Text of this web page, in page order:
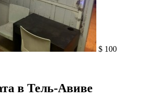
$ 100
в Тель-Авиве